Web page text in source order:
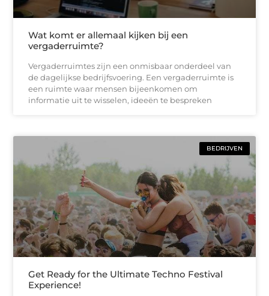
Wat komt er allemaal kijken bij een
vergaderruimte?
Vergaderruimtes zijn een onmisbaar onderdeel van
de dagelijkse bedrijfsvoering. Een vergaderruimte is
een ruimte waar mensen bijeenkomen om
informatie uit te wisselen, ideeën te bespreken
BEDRIJVEN
Get Ready for the Ultimate Techno Festival
Experience!